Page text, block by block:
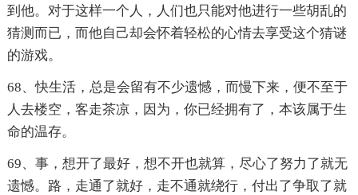
到他。对于这样一个人，人们也只能对他进行一些胡乱的
猜测而已，而他自己却会怀着轻松的心情去享受这个猜谜
的游戏。
68、快生活，总是会留有不少遗憾，而慢下来，便不至于
人去楼空，客走茶凉，因为，你已经拥有了，本该属于生
命的温存。
69、事，想开了最好，想不开也就算，尽心了努力了就无
遗憾。路，走通了就好，走不通就绕行，付出了争取了就